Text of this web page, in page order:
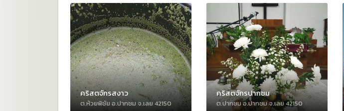
คริสตจักรสงาว
ต.ห้วยพิชัย อ.ปากชม จ.เลย 42150
คริสตจักรปากชม
ต.ปากชม อ.ปากชม จ.เลย 42150